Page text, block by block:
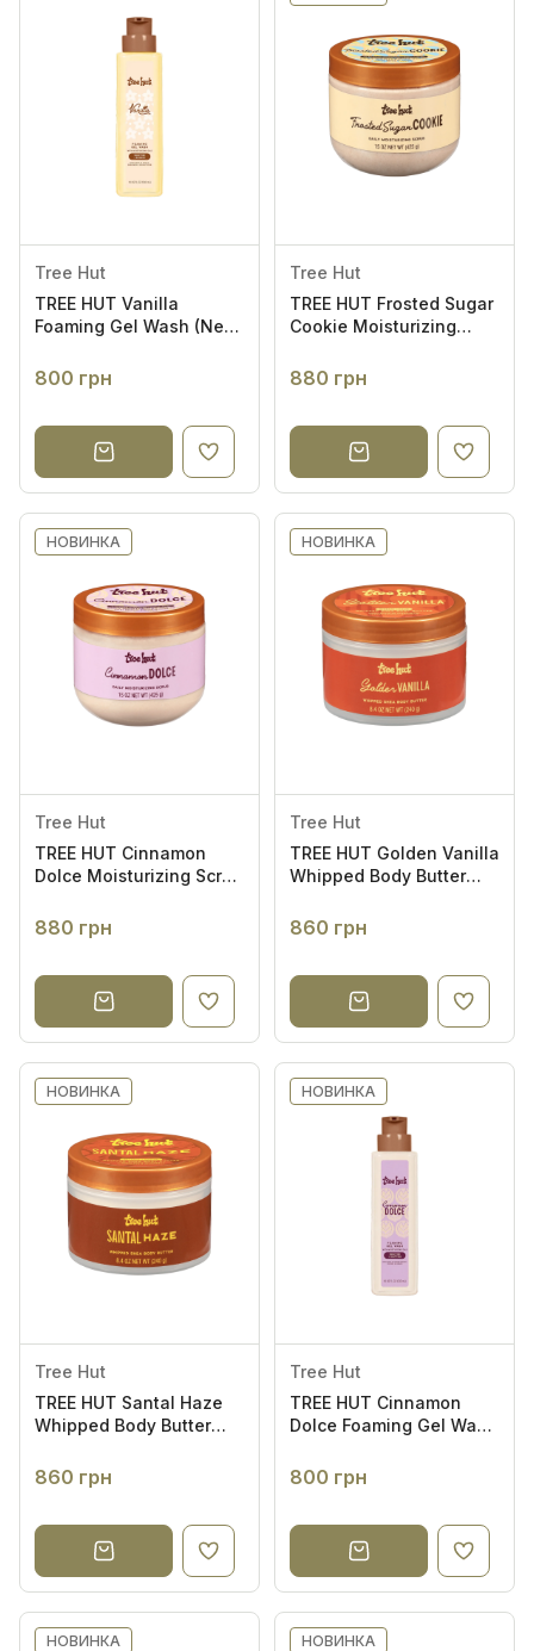
Tree Hut
TREE HUT Vanilla
Foaming Gel Wash (New
душу
800 грн
Tree Hut
TREE HUT Frosted Sugar
Cookie Moisturizing
Зволожувальний скраб
для тіла
880 грн
НОВИНКА
Tree Hut
TREE HUT Cinnamon
Dolce Moisturizing Scrub
скраб для тіла
880 грн
НОВИНКА
Tree Hut
TREE HUT Golden Vanilla
Whipped Body Butter
860 грн
НОВИНКА
Tree Hut
TREE HUT Santal Haze
Whipped Body Butter
860 грн
НОВИНКА
Tree Hut
TREE HUT Cinnamon
Dolce Foaming Gel Wash
Гель для душу
800 грн
НОВИНКА НОВИНКА